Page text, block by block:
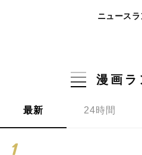
ニュース
漫画ラ
最新 24時間